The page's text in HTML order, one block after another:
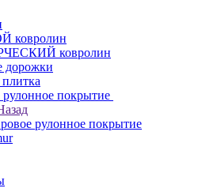
ковролин
ковролин
дорожки
рулонное покрытие
рулонное покрытие